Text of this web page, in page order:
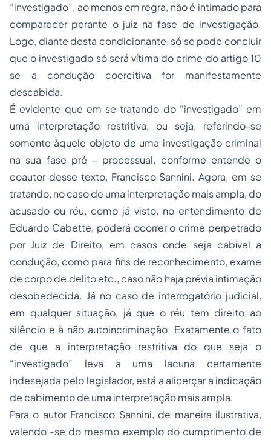
“investigado”, ao menos em regra, não é intimado para
comparecer perante o juiz na fase de investigação.
Logo, diante desta condicionante, só se pode concluir
que o investigado só será vítima do crime do artigo 10
se a condução coercitiva for manifestamente
descabida.
É evidente que em se tratando do “investigado” em
uma interpretação restritiva, ou seja, referindo-se
somente àquele objeto de uma investigação criminal
na sua fase pré – processual, conforme entende o
coautor desse texto, Francisco Sannini. Agora, em se
tratando, no caso de uma interpretação mais ampla, do
acusado ou réu, como já visto, no entendimento de
Eduardo Cabette, poderá ocorrer o crime perpetrado
por Juiz de Direito, em casos onde seja cabível a
condução, como para fins de reconhecimento, exame
de corpo de delito etc., caso não haja prévia intimação
desobedecida. Já no caso de interrogatório judicial,
em qualquer situação, já que o réu tem direito ao
silêncio e à não autoincriminação. Exatamente o fato
de que a interpretação restritiva do que seja o
“investigado” leva a uma lacuna certamente
indesejada pelo legislador, está a alicerçar a indicação
de cabimento de uma interpretação mais ampla.
Para o autor Francisco Sannini, de maneira ilustrativa,
valendo -se do mesmo exemplo do cumprimento de